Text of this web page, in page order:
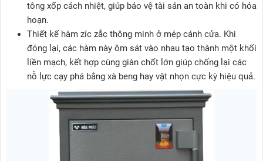
tông xốp cách nhiệt, giúp bảo vệ tài sản an toàn khi có hỏa
hoạn.
Thiết kế hàm zíc zắc thông minh ở mép cánh cửa. Khi
đóng lại, các hàm này ôm sát vào nhau tạo thành một khối
liền mạch, kết hợp cùng giàn chốt lớn giúp chống lại các
nỗ lực cạy phá bằng xà beng hay vật nhọn cực kỳ hiệu quả.